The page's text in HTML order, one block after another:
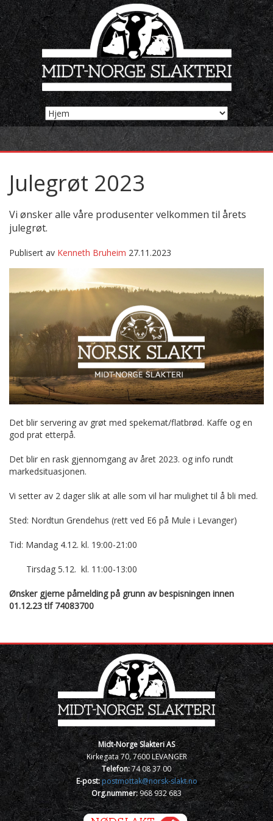
Julegrøt 2023
Vi ønsker alle våre produsenter velkommen til årets
julegrøt.
Publisert av Kenneth Bruheim 27.11.2023
Det blir servering av grøt med spekemat/flatbrød. Kaffe og en
god prat etterpå.
Det blir en rask gjennomgang av året 2023. og info rundt
markedsituasjonen.
Vi setter av 2 dager slik at alle som vil har mulighet til å bli med.
Sted: Nordtun Grendehus (rett ved E6 på Mule i Levanger)
Tid: Mandag 4.12. kl. 19:00-21:00
Tirsdag 5.12. kl. 11:00-13:00
Ønsker gjerne påmelding på grunn av bespisningen innen
01.12.23 tlf 74083700
Midt-Norge Slakteri AS
Kirkegata 70, 7600 LEVANGER
Telefon:74 08 37 00
E-post:postmottak@norsk-slakt.no
Org.nummer:968 932 683